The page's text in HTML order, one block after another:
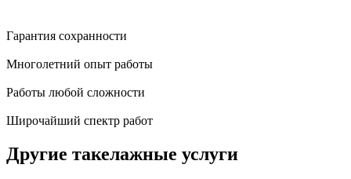
Гарантия сохранности
Многолетний опыт работы
Работы любой сложности
Широчайший спектр работ
Другие такелажные услуги